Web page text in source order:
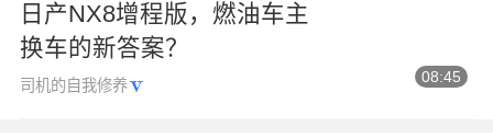
日产NX8增程版，燃油车主
换车的新答案？
司机的自我修养
08:45